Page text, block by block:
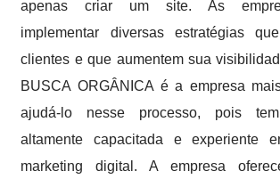
apenas criar um site. As
implementar diversas estratégias
clientes e que aumentem sua
BUSCA ORGÂNICA é a empresa
ajudá-lo nesse processo, pois
altamente capacitada e experiente
marketing digital. A empresa